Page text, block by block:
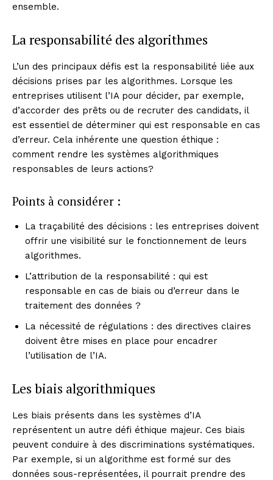
ensemble.
La responsabilité des algorithmes
L’un des principaux défis est la responsabilité liée aux
décisions prises par les algorithmes. Lorsque les
entreprises utilisent l’IA pour décider, par exemple,
d’accorder des prêts ou de recruter des candidats, il
est essentiel de déterminer qui est responsable en cas
d’erreur. Cela inhérente une question éthique :
comment rendre les systèmes algorithmiques
responsables de leurs actions?
Points à considérer :
La traçabilité des décisions : les entreprises doivent
offrir une visibilité sur le fonctionnement de leurs
algorithmes.
L’attribution de la responsabilité : qui est
responsable en cas de biais ou d’erreur dans le
traitement des données ?
La nécessité de régulations : des directives claires
doivent être mises en place pour encadrer
l’utilisation de l’IA.
Les biais algorithmiques
Les biais présents dans les systèmes d’IA
représentent un autre défi éthique majeur. Ces biais
peuvent conduire à des discriminations systématiques.
Par exemple, si un algorithme est formé sur des
données sous-représentées, il pourrait prendre des